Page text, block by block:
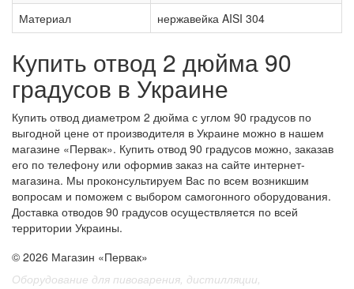
Материал
нержавейка AISI 304
Купить отвод 2 дюйма 90
градусов в Украине
Купить отвод диаметром 2 дюйма с углом 90 градусов по
выгодной цене от производителя в Украине можно в нашем
магазине «Первак». Купить отвод 90 градусов можно, заказав
его по телефону или оформив заказ на сайте интернет-
магазина. Мы проконсультируем Вас по всем возникшим
вопросам и поможем с выбором самогонного оборудования.
Доставка отводов 90 градусов осуществляется по всей
территории Украины.
© 2026 Магазин «Первак»
Оборудование для пивоварения, дистилляции,